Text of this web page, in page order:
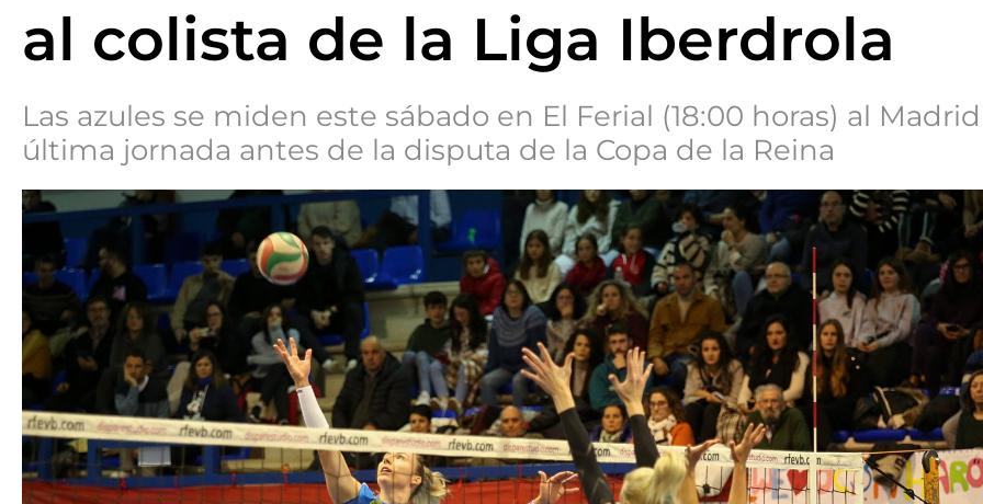
al colista de la Liga Iberdrola
Las azules se miden este sábado en El Ferial (18:00 horas) al
última jornada antes de la disputa de la Copa de la Reina